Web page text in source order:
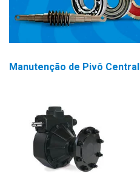
Manutenção de Pivô Central